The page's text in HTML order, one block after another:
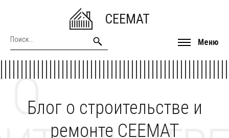
CEEMAT
Меню
Блог о строительстве и
ремонте CEEMAT
О